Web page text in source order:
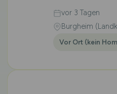
vor 3 Tagen
Burgheim
Vor Ort (kein